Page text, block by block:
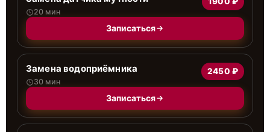
20 мин
Записаться
Замена водоприёмника
30 мин
2450 ₽
Записаться